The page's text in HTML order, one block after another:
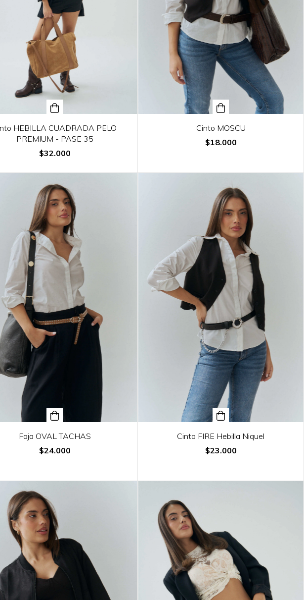
HEBILLA CUADRADA PELO
PREMIUM - PASE 35
$32.000
Cinto MOSCU
$18.000
Faja OVAL TACHAS
$24.000
Cinto FIRE Hebilla Niquel
$23.000